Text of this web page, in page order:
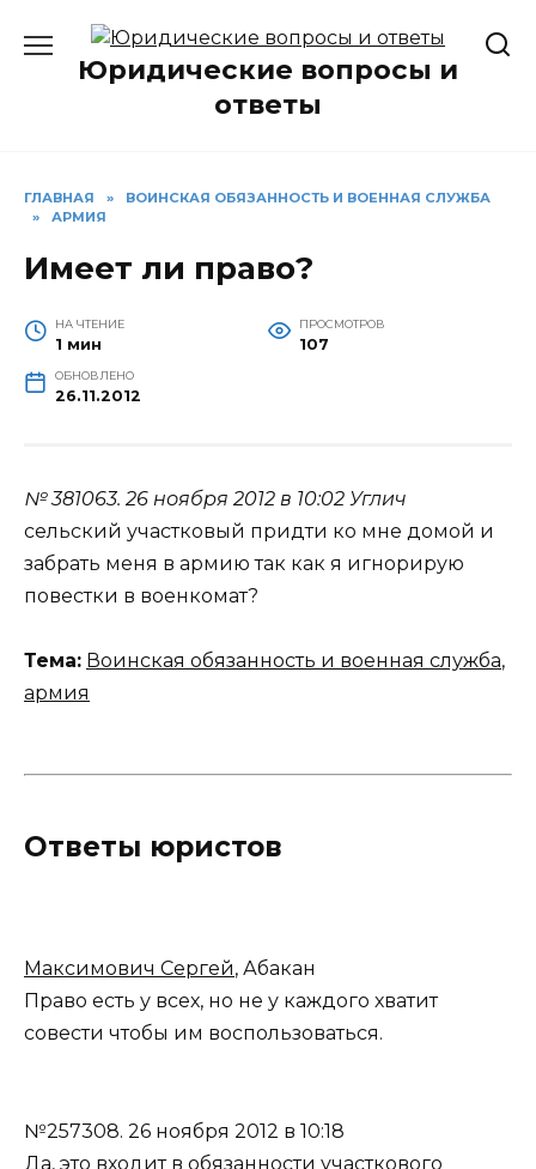
содержаниюЮридические вопросы и
ответы
ГЛАВНАЯ »
ВОИНСКАЯ ОБЯЗАННОСТЬ И ВОЕННАЯ СЛУЖБА
»
АРМИЯ
Имеет ли право?
НА ЧТЕНИЕ
1 мин
ПРОСМОТРОВ
107
ОБНОВЛЕНО
26.11.2012
№ 381063. 26 ноября 2012 в 10:02 Углич
сельский участковый придти ко мне домой и
забрать меня в армию так как я игнорирую
повестки в военкомат?
Тема: Воинская обязанность и военная служба,
армия
Ответы юристов
Максимович Сергей, Абакан
Право есть у всех, но не у каждого хватит
совести чтобы им воспользоваться.
№257308. 26 ноября 2012 в 10:18
Да, это входит в обязанности участкового